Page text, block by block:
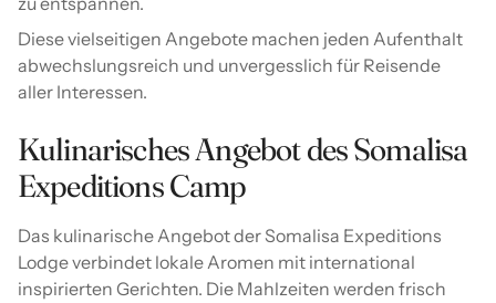
Diese vielseitigen Angebote machen jeden Aufenthalt
abwechslungsreich und unvergesslich für Reisende
aller Interessen.
Kulinarisches Angebot des Somalisa
Expeditions Camp
Das kulinarische Angebot der Somalisa Expeditions
Lodge verbindet lokale Aromen mit international
inspirierten Gerichten. Die Mahlzeiten werden frisch